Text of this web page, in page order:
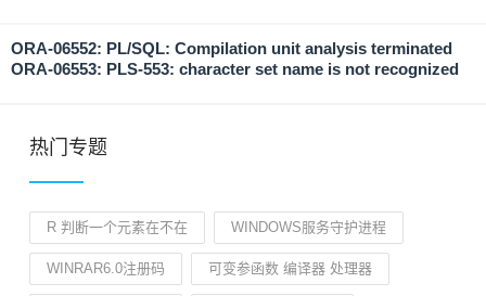
ORA-06552: PL/SQL: Compilation unit analysis terminated
ORA-06553: PLS-553: character set name is not recognized
热门专题
R 判断一个元素在不在 WINDOWS服务守护进程
WINRAR6.0注册码 可变参函数 编译器 处理器